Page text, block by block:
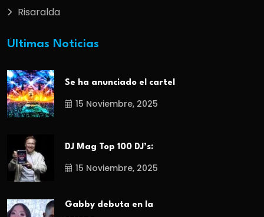
Risaralda
Últimas Noticias
Se ha anunciado el cartel
15 Noviembre, 2025
DJ Mag Top 100 DJ’s:
15 Noviembre, 2025
Gabby debuta en la